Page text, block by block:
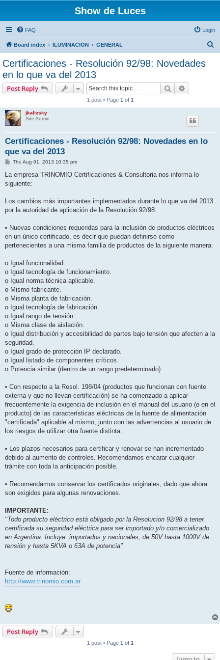
Show de Luces
FAQ Login
Board index ILUMINACION GENERAL
Certificaciones - Resolución 92/98: Novedades
en lo que va del 2013
Post Reply Search
1 post • Page 1 of 1
jkalizsky
Site Admin
Certificaciones - Resolución 92/98: Novedades en lo
que va del 2013
P
s
Thu Aug 01, 2013 10:35 pm
La empresa TRINOMIO Certificaciones & Consultoria nos informa lo
siguiente:
Los cambios más importantes implementados durante lo que va del 2013
por la autoridad de aplicación de la Resolución 92/98:
• Nuevas condiciones requeridas para la inclusión de productos eléctricos
en un único certificado, es decir que puedan definirse como
pertenecientes a una misma familia de productos de la siguiente manera:
o Igual funcionalidad.
o Igual tecnología de funcionamiento.
o Igual norma técnica aplicable.
o Mismo fabricante.
o Misma planta de fabricación.
o Igual tecnología de fabricación.
o Igual rango de tensión.
o Misma clase de aislación.
o Igual distribución y accesibilidad de partes bajo tensión que afecten a la
seguridad.
o Igual grado de protección IP declarado.
o Igual listado de componentes críticos.
o Potencia similar (dentro de un rango predeterminado).
• Con respecto a la Resol. 198/04 (productos que funcionan con fuente
externa y que no llevan certificación) se ha comenzado a aplicar
frecuentemente la exigencia de inclusión en el manual del usuario (o en el
producto) de las características eléctricas de la fuente de alimentación
"certificada" aplicable al mismo, junto con las advertencias al usuario de
los riesgos de utilizar otra fuente distinta.
• Los plazos necesarios para certificar y renovar se han incrementado
debido al aumento de controles. Recomendamos encarar cualquier
trámite con toda la anticipación posible.
• Recomendamos conservar los certificados originales, dado que ahora
son exigidos para algunas renovaciones.
IMPORTANTE:
"Todo producto eléctrico está obligado por la Resolucion 92/98 a tener
certificada su seguridad eléctrica para ser importado y/o comercializado
en Argentina. Incluye: importados y nacionales, de 50V hasta 1000V de
tensión y hasta 5KVA o 63A de potencia"
Fuente de información:
http://www.trinomio.com.ar
Post Reply
1 post • Page 1 of 1